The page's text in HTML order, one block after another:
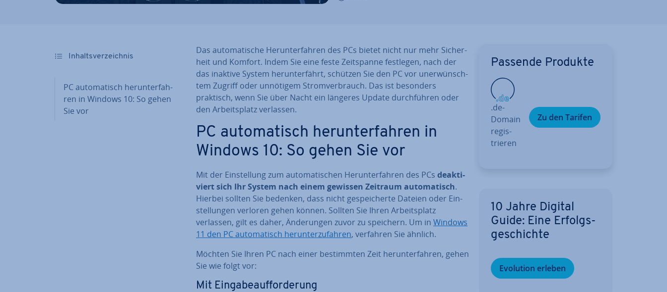
In­halts­ver­zeich­nis
PC au­to­ma­tisch her­un­ter­fah­
ren in Windows 10: So gehen
Sie vor
Das au­to­ma­ti­sche Her­un­ter­fah­ren des PCs bietet nicht nur mehr Si­cher­
heit und Komfort. Indem Sie eine feste Zeit­span­ne festlegen, nach der
das inaktive System her­un­ter­fährt, schützen Sie den PC vor un­er­wünsch­
tem Zugriff oder unnötigem Strom­ver­brauch. Das ist besonders
praktisch, wenn Sie über Nacht ein längeres Update durch­füh­ren oder
den Ar­beits­platz verlassen.
PC au­to­ma­tisch her­un­ter­fah­ren in
Windows 10: So gehen Sie vor
Mit der Ein­stel­lung zum au­to­ma­ti­schen Her­un­ter­fah­ren des PCs de­ak­ti­
viert sich Ihr System nach einem gewissen Zeitraum au­to­ma­tisch.
Hierbei sollten Sie bedenken, dass nicht ge­spei­cher­te Dateien oder Ein­
stel­lun­gen verloren gehen können. Sollten Sie Ihren Ar­beits­platz
verlassen, gilt es daher, Än­de­run­gen zuvor zu speichern. Um in Windows
11 den PC au­to­ma­tisch her­un­ter­zu­fah­ren, verfahren Sie ähnlich.
Möchten Sie Ihren PC nach einer be­stimm­ten Zeit her­un­ter­fah­ren, gehen
Sie wie folgt vor:
Mit Ein­ga­be­auf­for­de­rung
Passende Produkte
.de-
Domain
re­gis­
trie­ren
Zu den Tarifen
10 Jahre Digital
Guide: Eine Er­folgs­
ge­schich­te
Evolution erleben